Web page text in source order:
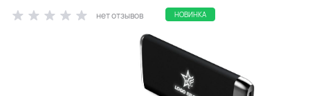
нет отзывов НОВИНКА